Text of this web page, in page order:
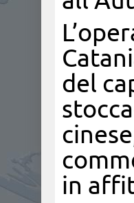
del
in